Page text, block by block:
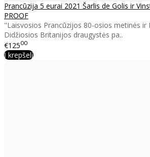
Prancūzija 5 eurai 2021 Šarlis de Golis ir
PROOF
"Laisvosios Prancūzijos 80-osios metinės ir
Didžiosios Britanijos draugystės pa..
€12500
Į krepšelį